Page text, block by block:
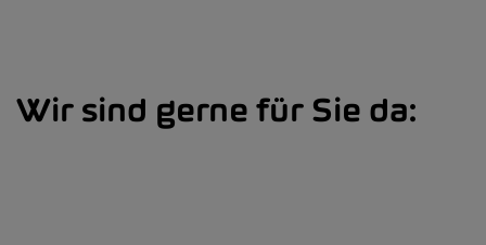
Wir sind gerne für Sie da: